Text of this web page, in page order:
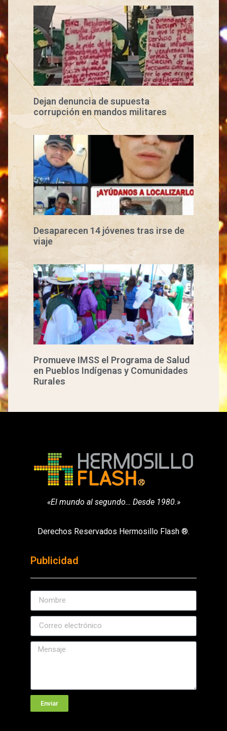
Dejan denuncia de supuesta
corrupción en mandos militares
Desaparecen 14 jóvenes tras irse de
viaje
Promueve IMSS el Programa de Salud
en Pueblos Indígenas y Comunidades
Rurales
«El mundo al segundo… Desde 1980.»
Derechos Reservados Hermosillo Flash ®.
Publicidad
Enviar